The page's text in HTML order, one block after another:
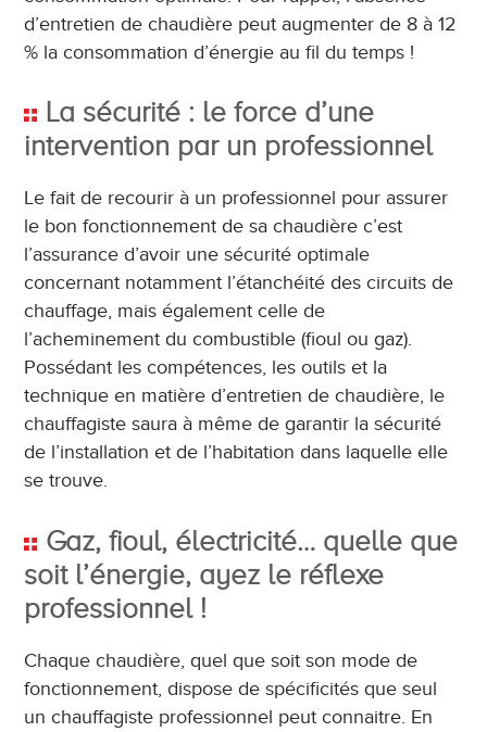
d’entretien de chaudière peut augmenter de 8 à 12
% la consommation d’énergie au fil du temps !
La sécurité : le force d’une
intervention par un professionnel
Le fait de recourir à un professionnel pour assurer
le bon fonctionnement de sa chaudière c’est
l’assurance d’avoir une sécurité optimale
concernant notamment l’étanchéité des circuits de
chauffage, mais également celle de
l’acheminement du combustible (fioul ou gaz).
Possédant les compétences, les outils et la
technique en matière d’entretien de chaudière, le
chauffagiste saura à même de garantir la sécurité
de l’installation et de l’habitation dans laquelle elle
se trouve.
Gaz, fioul, électricité… quelle que
soit l’énergie, ayez le réflexe
professionnel !
Chaque chaudière, quel que soit son mode de
fonctionnement, dispose de spécificités que seul
un chauffagiste professionnel peut connaitre. En